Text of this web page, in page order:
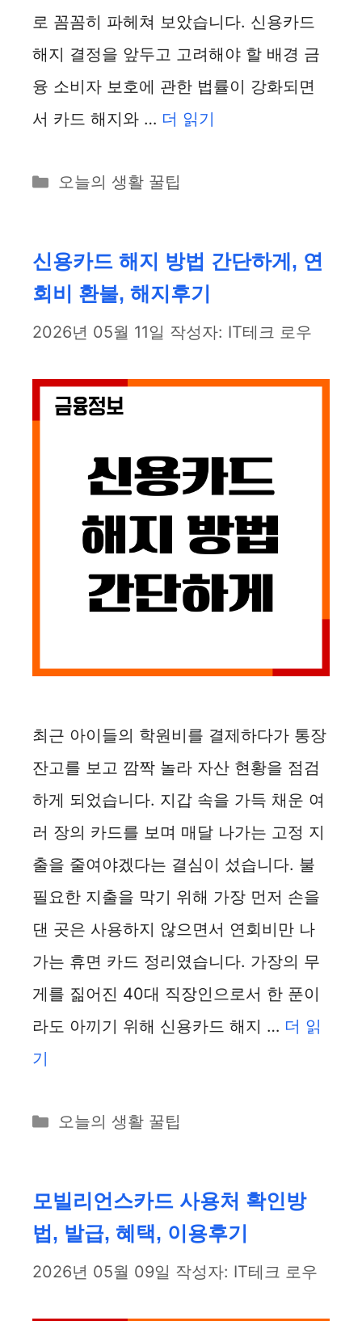
로 꼼꼼히 파헤쳐 보았습니다. 신용카드
해지 결정을 앞두고 고려해야 할 배경 금
융 소비자 보호에 관한 법률이 강화되면
서 카드 해지와 … 더 읽기
카
리
오늘의 생활 꿀팁
신용카드 해지 방법 간단하게, 연
회비 환불, 해지후기
2026년 05월 11일 작성자: IT테크 로우
최근 아이들의 학원비를 결제하다가 통장
잔고를 보고 깜짝 놀라 자산 현황을 점검
하게 되었습니다. 지갑 속을 가득 채운 여
러 장의 카드를 보며 매달 나가는 고정 지
출을 줄여야겠다는 결심이 섰습니다. 불
필요한 지출을 막기 위해 가장 먼저 손을
댄 곳은 사용하지 않으면서 연회비만 나
가는 휴면 카드 정리였습니다. 가장의 무
게를 짊어진 40대 직장인으로서 한 푼이
라도 아끼기 위해 신용카드 해지 … 더 읽
기
카
리
오늘의 생활 꿀팁
모빌리언스카드 사용처 확인방
법, 발급, 혜택, 이용후기
2026년 05월 09일 작성자: IT테크 로우